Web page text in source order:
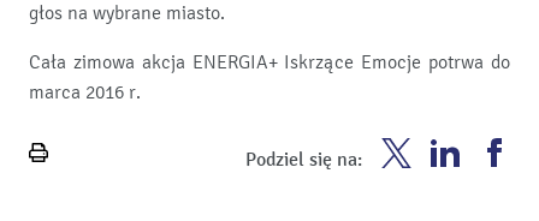
głos na wybrane miasto.
Cała zimowa akcja ENERGIA+ Iskrzące Emocje potrwa do
marca 2016 r.
Wydrukuj
Podziel się na:
Enea Enea